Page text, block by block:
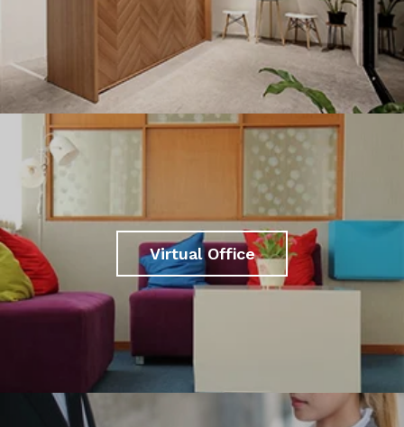
Virtual Office